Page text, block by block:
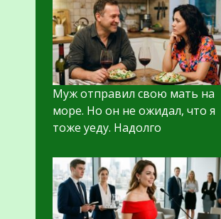
Муж отправил свою мать на
море. Но он не ожидал, что я
тоже уеду. Надолго